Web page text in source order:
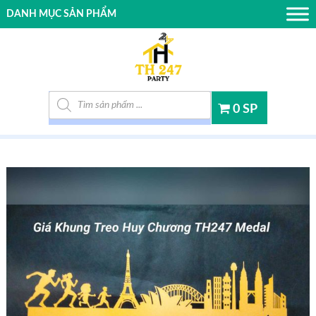
Tìm kiếm sản phẩm
0 SP
DANH MỤC SẢN PHẨM